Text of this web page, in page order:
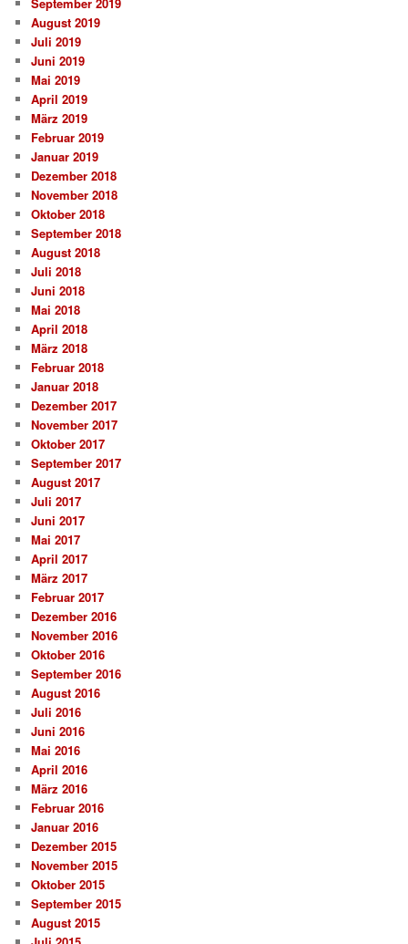
August 2019
Juli 2019
Juni 2019
Mai 2019
April 2019
März 2019
Februar 2019
Januar 2019
Dezember 2018
November 2018
Oktober 2018
September 2018
August 2018
Juli 2018
Juni 2018
Mai 2018
April 2018
März 2018
Februar 2018
Januar 2018
Dezember 2017
November 2017
Oktober 2017
September 2017
August 2017
Juli 2017
Juni 2017
Mai 2017
April 2017
März 2017
Februar 2017
Dezember 2016
November 2016
Oktober 2016
September 2016
August 2016
Juli 2016
Juni 2016
Mai 2016
April 2016
März 2016
Februar 2016
Januar 2016
Dezember 2015
November 2015
Oktober 2015
September 2015
August 2015